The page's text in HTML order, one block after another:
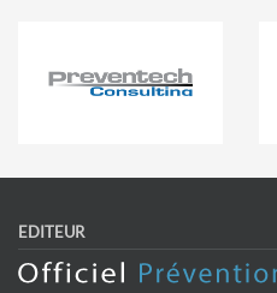
EDITEUR